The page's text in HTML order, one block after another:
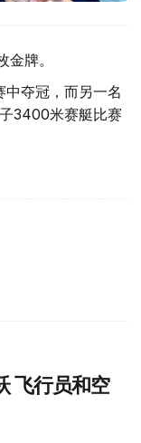
牌。
夺冠，而另一名
3400米赛艇比赛
飞行员和空